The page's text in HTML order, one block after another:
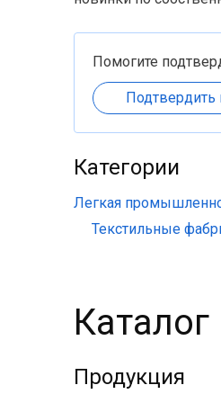
Помогите
Подтвердить
Категории
Легкая
Текстильные
Каталог
Продукция